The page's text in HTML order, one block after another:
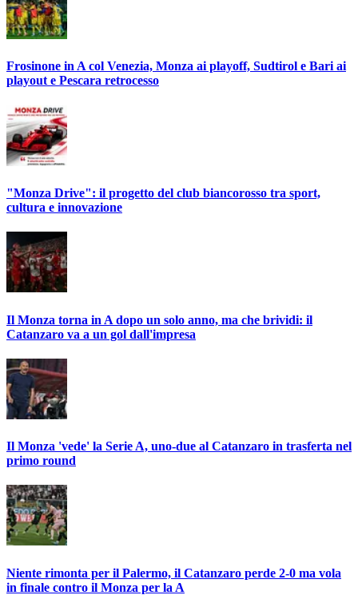
Frosinone in A col Venezia, Monza ai playoff, Sudtirol e Bari ai
playout e Pescara retrocesso
"Monza Drive": il progetto del club biancorosso tra sport,
cultura e innovazione
Il Monza torna in A dopo un solo anno, ma che brividi: il
Catanzaro va a un gol dall'impresa
Il Monza 'vede' la Serie A, uno-due al Catanzaro in trasferta nel
primo round
Niente rimonta per il Palermo, il Catanzaro perde 2-0 ma vola
in finale contro il Monza per la A